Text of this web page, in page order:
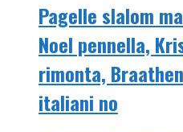
Pagelle slalom
Noel pennella,
rimonta,
italiani no